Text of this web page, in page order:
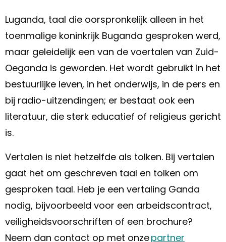
Luganda, taal die oorspronkelijk alleen in het
toenmalige koninkrijk Buganda gesproken werd,
maar geleidelijk een van de voertalen van Zuid-
Oeganda is geworden. Het wordt gebruikt in het
bestuurlijke leven, in het onderwijs, in de pers en
bij radio-uitzendingen; er bestaat ook een
literatuur, die sterk educatief of religieus gericht
is.
Vertalen is niet hetzelfde als tolken. Bij vertalen
gaat het om geschreven taal en tolken om
gesproken taal. Heb je een vertaling Ganda
nodig, bijvoorbeeld voor een arbeidscontract,
veiligheidsvoorschriften of een brochure?
Neem dan contact op met onzepartner